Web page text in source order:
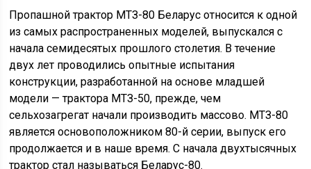
Пропашной трактор МТЗ-80 Беларус относится к одной
из самых распространенных моделей, выпускался с
начала семидесятых прошлого столетия. В течение
двух лет проводились опытные испытания
конструкции, разработанной на основе младшей
модели — трактора МТЗ-50, прежде, чем
сельхозагрегат начали производить массово. МТЗ-80
является основоположником 80-й серии, выпуск его
продолжается и в наше время. С начала двухтысячных
трактор стал называться Беларус-80.